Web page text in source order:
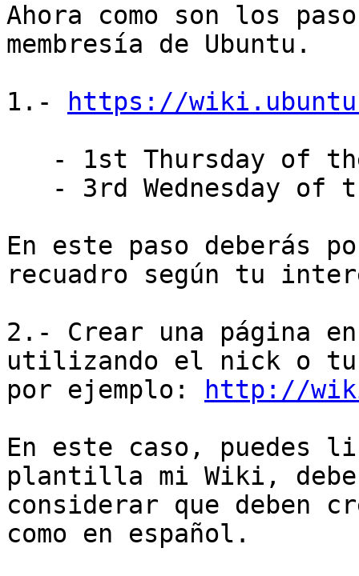
Ahora como son los
membresía de Ubuntu.
1.-
https://
En este paso deberás
recuadro según tu
2.- Crear una página
utilizando el nick o tu
por ejemplo:
http://
En este caso, puedes
plantilla mi Wiki,
considerar que deben
como en español.